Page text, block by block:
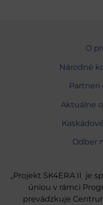
O
Národné
Partneri
Aktuálne
Odber
„Projekt SK4ERA II je
úniou v rámci
prevádzkuje